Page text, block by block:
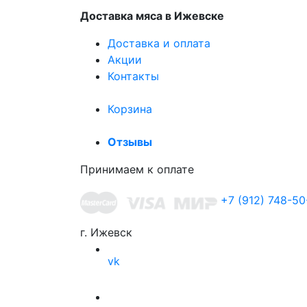
Доставка мяса в Ижевске
Доставка и оплата
Акции
Контакты
Корзина
Отзывы
Принимаем к оплате
+7 (912) 748-
г. Ижевск
vk